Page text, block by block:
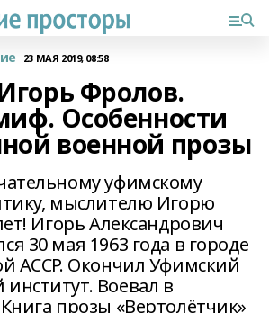
23 МАЯ 2019, 08:58
Фролов.
Особенности
военной прозы
уфимскому
мыслителю Игорю
Игорь Александрович
30 мая 1963 года в городе
АССР. Окончил Уфимский
Воевал в
прозы «Вертолётчик»